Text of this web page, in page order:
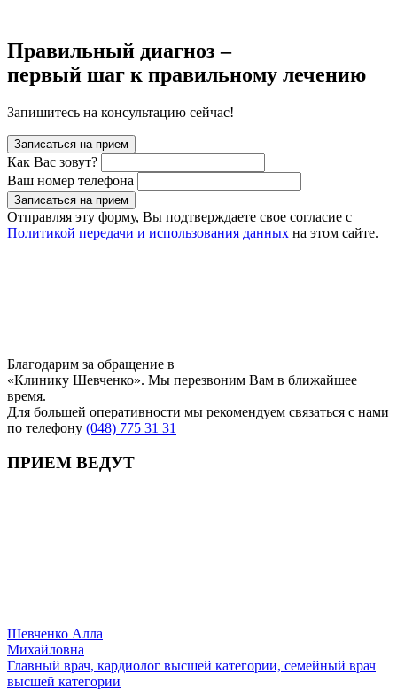
Правильный диагноз –
первый шаг к правильному лечению
Запишитесь на консультацию сейчас!
Записаться на прием
Как Вас зовут?
Ваш номер телефона
Записаться на прием
Отправляя эту форму, Вы подтверждаете свое согласие с
Политикой передачи и использования данных на этом сайте.
Благодарим за обращение в
«Клинику Шевченко». Мы перезвоним Вам в ближайшее
время.
Для большей оперативности мы рекомендуем связаться с нами
по телефону (048) 775 31 31
ПРИЕМ ВЕДУТ
Шевченко Алла
Михайловна
Главный врач, кардиолог высшей категории, семейный врач
высшей категории